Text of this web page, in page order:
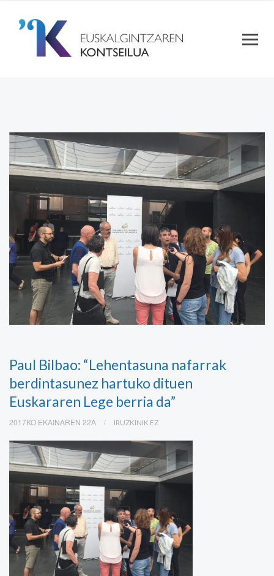
Paul Bilbao: “Lehentasuna nafarrak
berdintasunez hartuko dituen
Euskararen Lege berria da”
2017KO EKAINAREN 22A IRUZKINIK EZ